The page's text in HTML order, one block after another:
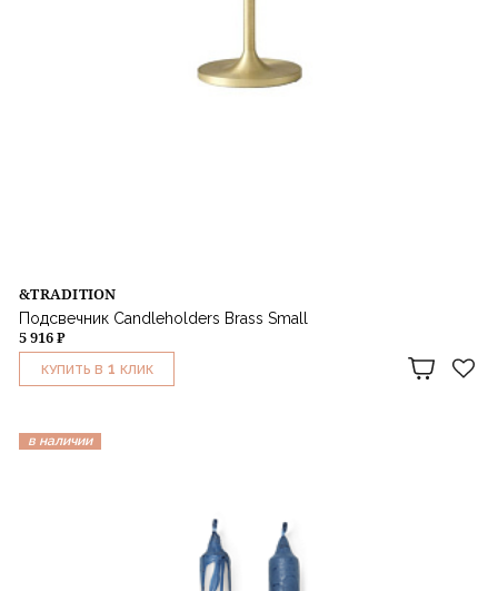
&TRADITION
Подсвечник Candleholders Brass Small
5 916 ₽
КУПИТЬ В 1 КЛИК
в наличии